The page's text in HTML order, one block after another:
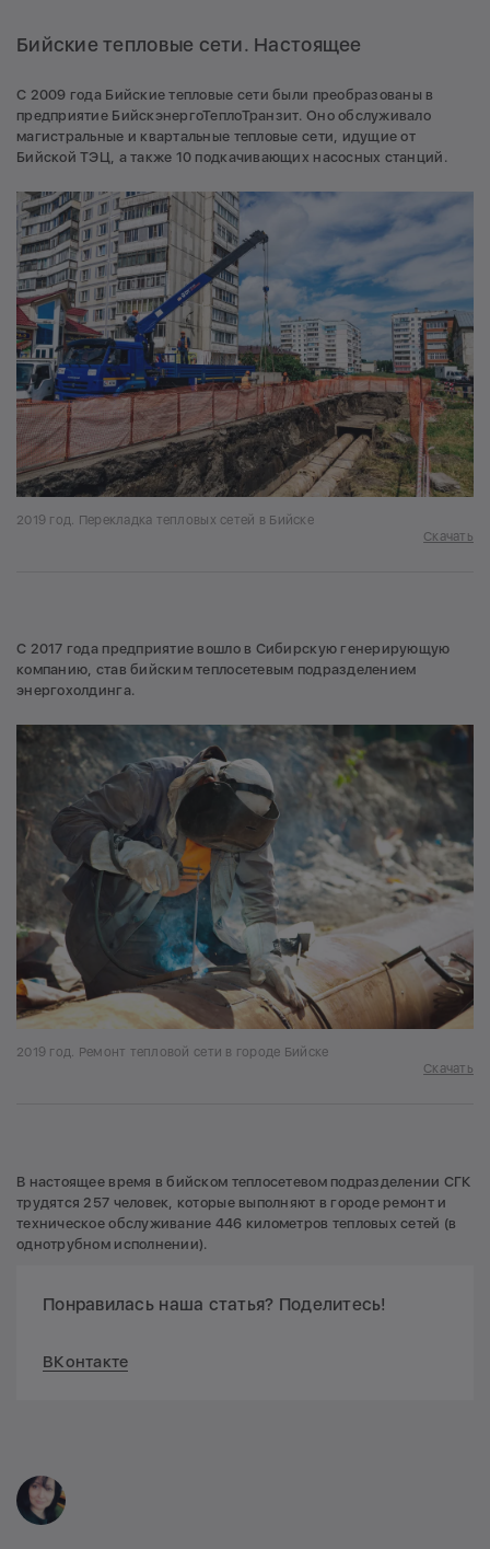
Бийские тепловые сети. Настоящее
С 2009 года Бийские тепловые сети были преобразованы в
предприятие БийскэнергоТеплоТранзит. Оно обслуживало
магистральные и квартальные тепловые сети, идущие от
Бийской ТЭЦ, а также 10 подкачивающих насосных станций.
2019 год. Перекладка тепловых сетей в Бийске
Скачать
С 2017 года предприятие вошло в Сибирскую генерирующую
компанию, став бийским теплосетевым подразделением
энергохолдинга.
2019 год. Ремонт тепловой сети в городе Бийске
Скачать
В настоящее время в бийском теплосетевом подразделении СГК
трудятся 257 человек, которые выполняют в городе ремонт и
техническое обслуживание 446 километров тепловых сетей (в
однотрубном исполнении).
Понравилась наша статья? Поделитесь!
ВКонтакте